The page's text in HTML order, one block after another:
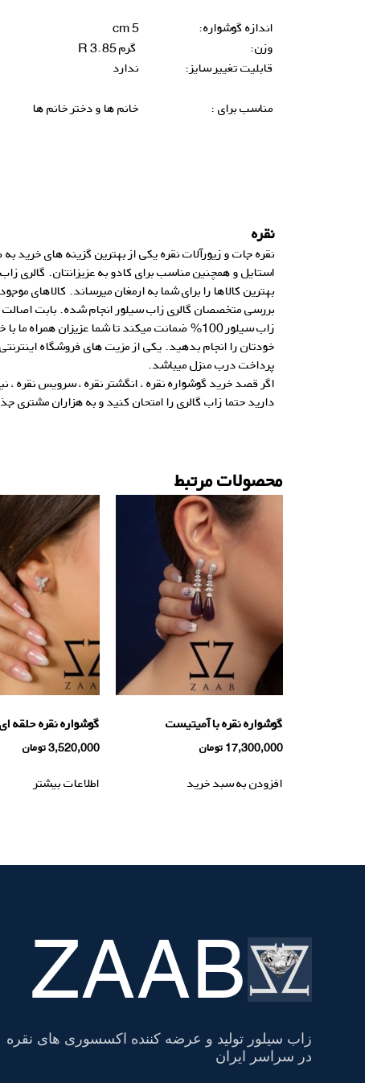
اندازه گوشواره:
5 cm
وزن:
گرم 3.85 R
قابلیت تغییر سایز:
ندارد
مناسب برای : خانم ها و دختر خانم ها
نقره
نقره جات و زیورآلات نقره یکی از بهترین گزینه های خرید
استایل و همچنین مناسب برای کادو به عزیزانتان. گالری
بهترین کالاها را برای شما به ارمغان میرساند. کالاهای
بررسی متخصصانگالری زاب سیلور انجام شده. بابت
زاب سیلور 100% ضمانت میکند تا شما عزیزان همراه ما با خیالی آسوده
خودتان را انجام بدهید. یکی از مزیت های فروشگاه
پرداخت درب منزل میباشد.
اگر قصد خرید گوشواره نقره ، انگشتر نقره ، سرویس نقره ،
دارید حتما زاب گالری را امتحان کنید و به هزاران مشتری
محصولات مرتبط
گوشواره نقره با آميتيست
17,300,000 تومان
افزودن به سبد خرید
گوشواره نقره حلقه
3,520,000تومان
اطلاعات بیشتر
تسویه
حساب ZAAB
زاب سیلور تولید و عرضه کننده اکسسوری های نقره
در سراسر ایران